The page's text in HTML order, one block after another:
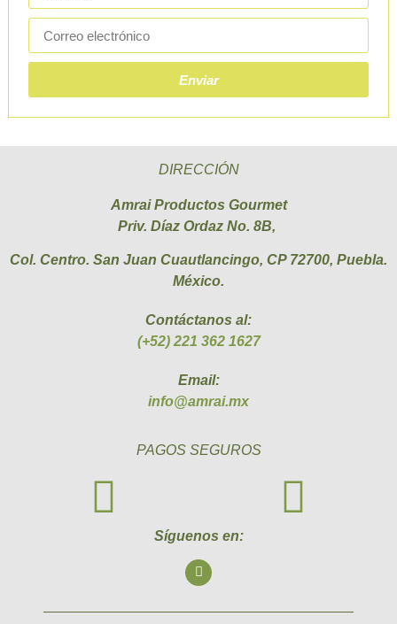
Enviar
DIRECCIÓN
Amrai Productos Gourmet
Priv. Díaz Ordaz No. 8B,
Col. Centro. San Juan Cuautlancingo, CP 72700, Puebla.
México.
Contáctanos al:
(+52) 221 362 1627
Email:
info@amrai.mx
PAGOS SEGUROS
Síguenos en: